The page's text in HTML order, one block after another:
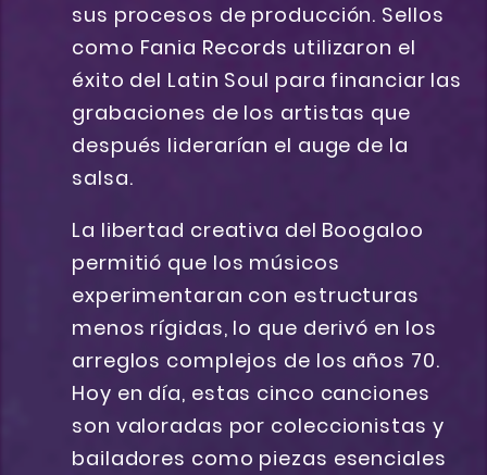
sus procesos de producción. Sellos
como Fania Records utilizaron el
éxito del Latin Soul para financiar las
grabaciones de los artistas que
después liderarían el auge de la
salsa.
La libertad creativa del Boogaloo
permitió que los músicos
experimentaran con estructuras
menos rígidas, lo que derivó en los
arreglos complejos de los años 70.
Hoy en día, estas cinco canciones
son valoradas por coleccionistas y
bailadores como piezas esenciales